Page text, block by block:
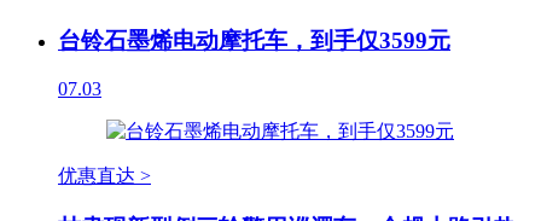
台铃石墨烯电动摩托车，到手仅3599元
07.03
优惠直达 >